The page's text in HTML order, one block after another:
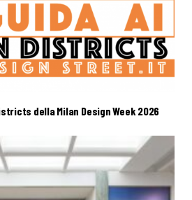
della Milan Design Week 2026